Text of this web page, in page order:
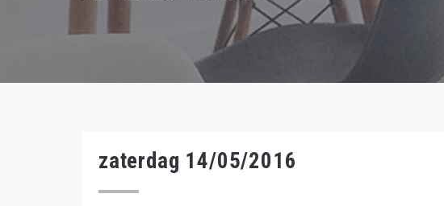
zaterdag 14/05/2016